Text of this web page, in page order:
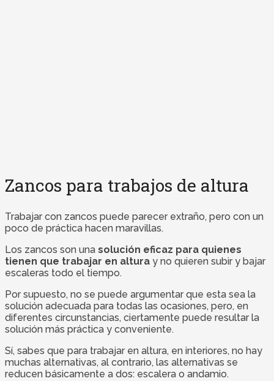
Zancos para trabajos de altura
Trabajar con zancos puede parecer extraño, pero con un
poco de práctica hacen maravillas.
Los zancos son una solución eficaz para quienes
tienen que trabajar en altura y no quieren subir y bajar
escaleras todo el tiempo.
Por supuesto, no se puede argumentar que esta sea la
solución adecuada para todas las ocasiones, pero, en
diferentes circunstancias, ciertamente puede resultar la
solución más práctica y conveniente.
Sí, sabes que para trabajar en altura, en interiores, no hay
muchas alternativas, al contrario, las alternativas se
reducen básicamente a dos: escalera o andamio.